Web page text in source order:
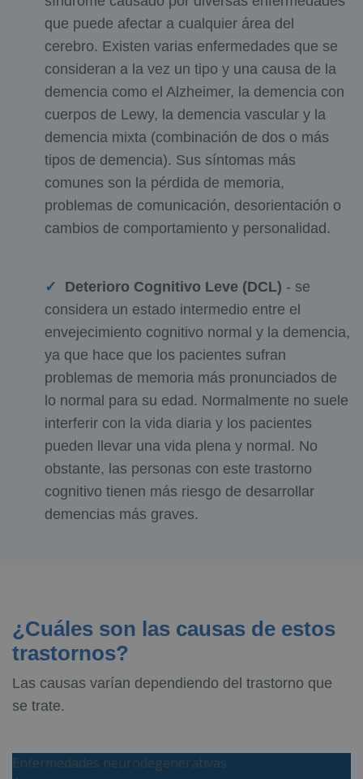
que puede afectar a cualquier área del
cerebro. Existen varias enfermedades que se
consideran a la vez un tipo y una causa de la
demencia como el Alzheimer, la demencia con
cuerpos de Lewy, la demencia vascular y la
demencia mixta (combinación de dos o más
tipos de demencia). Sus síntomas más
comunes son la pérdida de memoria,
problemas de comunicación, desorientación o
cambios de comportamiento y personalidad.
Deterioro Cognitivo Leve (DCL) - se
considera un estado intermedio entre el
envejecimiento cognitivo normal y la demencia,
ya que hace que los pacientes sufran
problemas de memoria más pronunciados de
lo normal para su edad. Normalmente no suele
interferir con la vida diaria y los pacientes
pueden llevar una vida plena y normal. No
obstante, las personas con este trastorno
cognitivo tienen más riesgo de desarrollar
demencias más graves.
¿Cuáles son las causas de estos
trastornos?
Las causas varían dependiendo del trastorno que
se trate.
Enfermedades neurodegenerativas